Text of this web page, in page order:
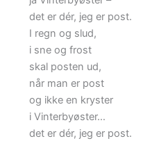
det er dér, jeg er post.
I regn og slud,
i sne og frost
skal posten ud,
når man er post
og ikke en kryster
i Vinterbyøster…
det er dér, jeg er post.